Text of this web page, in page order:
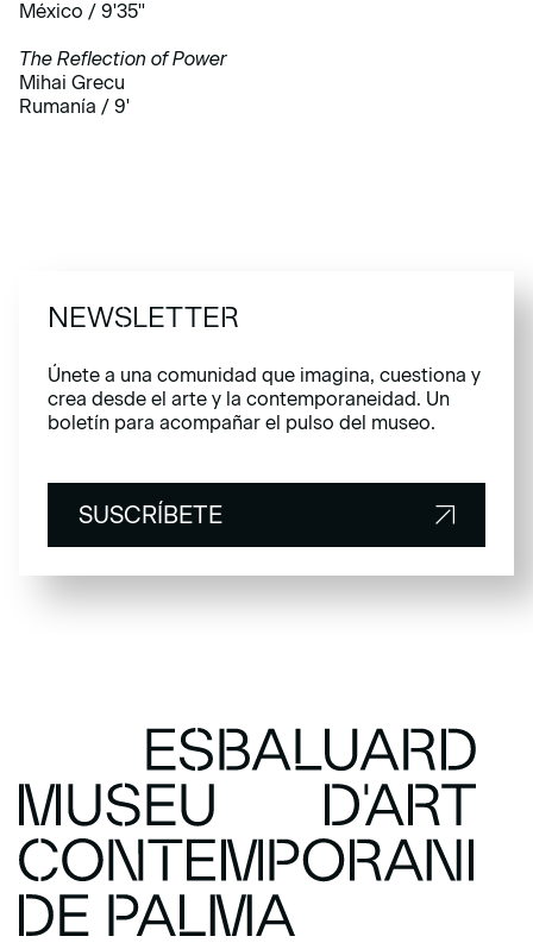
México / 9'35''
The Reflection of Power
Mihai Grecu
Rumanía / 9'
NEWSLETTER
Únete a una comunidad que imagina, cuestiona y
crea desde el arte y la contemporaneidad. Un
boletín para acompañar el pulso del museo.
SUSCRÍBETE
SUSCRÍBETE